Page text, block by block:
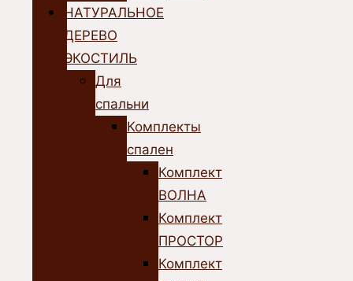
НАТУРАЛЬНОЕ
ДЕРЕВО
ЭКОСТИЛЬ
Для
спальни
Комплекты
спален
Комплект
ВОЛНА
Комплект
ПРОСТОР
Комплект